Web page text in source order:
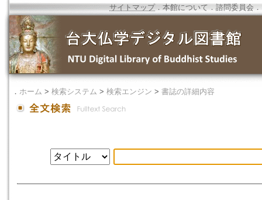
サイトマップ．本館について ． 諮問委員会 ．
． ホーム > 検索システム > 検索エンジン > 書誌の詳細内容